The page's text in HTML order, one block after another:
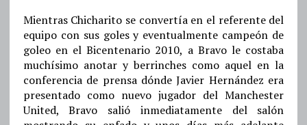
Mientras Chicharito se convertía en el referente del
equipo con sus goles y eventualmente campeón de
goleo en el Bicentenario 2010, a Bravo le costaba
muchísimo anotar y berrinches como aquel en la
conferencia de prensa dónde Javier Hernández era
presentado como nuevo jugador del Manchester
United, Bravo salió inmediatamente del salón